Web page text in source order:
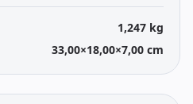
1,247 kg
33,00×18,00×7,00 cm